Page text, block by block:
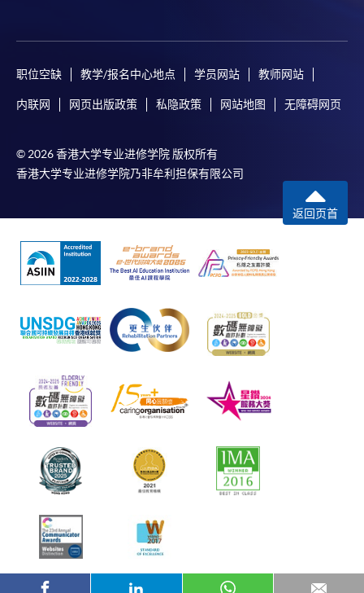
职位空缺 教学/报名中心地点 学员网站 教师网站
内联网 网页出版政策 私隐政策 网站地图 无障碍网页
© 2026 香港大学专业进修学院 版权所有
香港大学专业进修学院乃非牟利担保有限公司
返回页首